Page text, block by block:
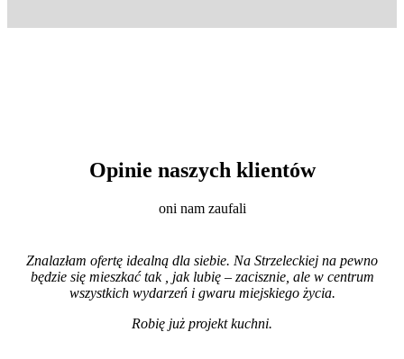
Opinie naszych klientów
oni nam zaufali
Znalazłam ofertę idealną dla siebie. Na Strzeleckiej na pewno
będzie się mieszkać tak , jak lubię – zacisznie, ale w centrum
wszystkich wydarzeń i gwaru miejskiego życia.
Robię już projekt kuchni.